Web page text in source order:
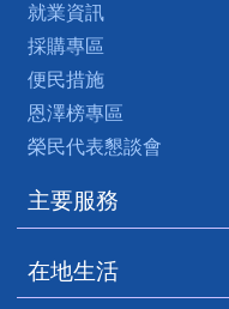
就業資訊
採購專區
便民措施
恩澤榜專區
榮民代表懇談會
主要服務
在地生活